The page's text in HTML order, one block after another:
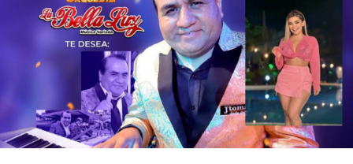
PáginaPágina
Página
Página
Página